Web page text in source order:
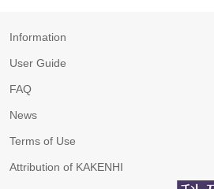
Information
User Guide
FAQ
News
Terms of Use
Attribution of KAKENHI